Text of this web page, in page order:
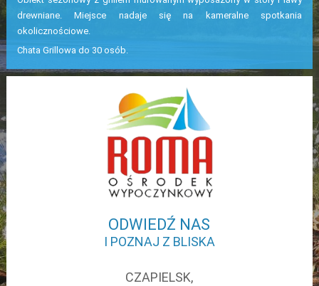
drewniane. Miejsce nadaje się na kameralne spotkania
okolicznościowe.
Chata Grillowa do 30 osób.
ODWIEDŹ NAS
I POZNAJ Z BLISKA
CZAPIELSK,